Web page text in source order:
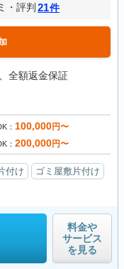
・評判 21件
全額返金保証
100,000円〜
200,000円〜
付け
ゴミ屋敷片付け
料金や
サービス
を見る